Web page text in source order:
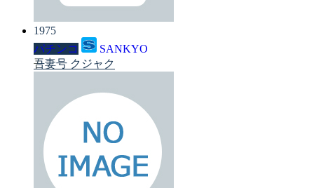
1975
パチンコ
SANKYO
吾妻号 クジャク